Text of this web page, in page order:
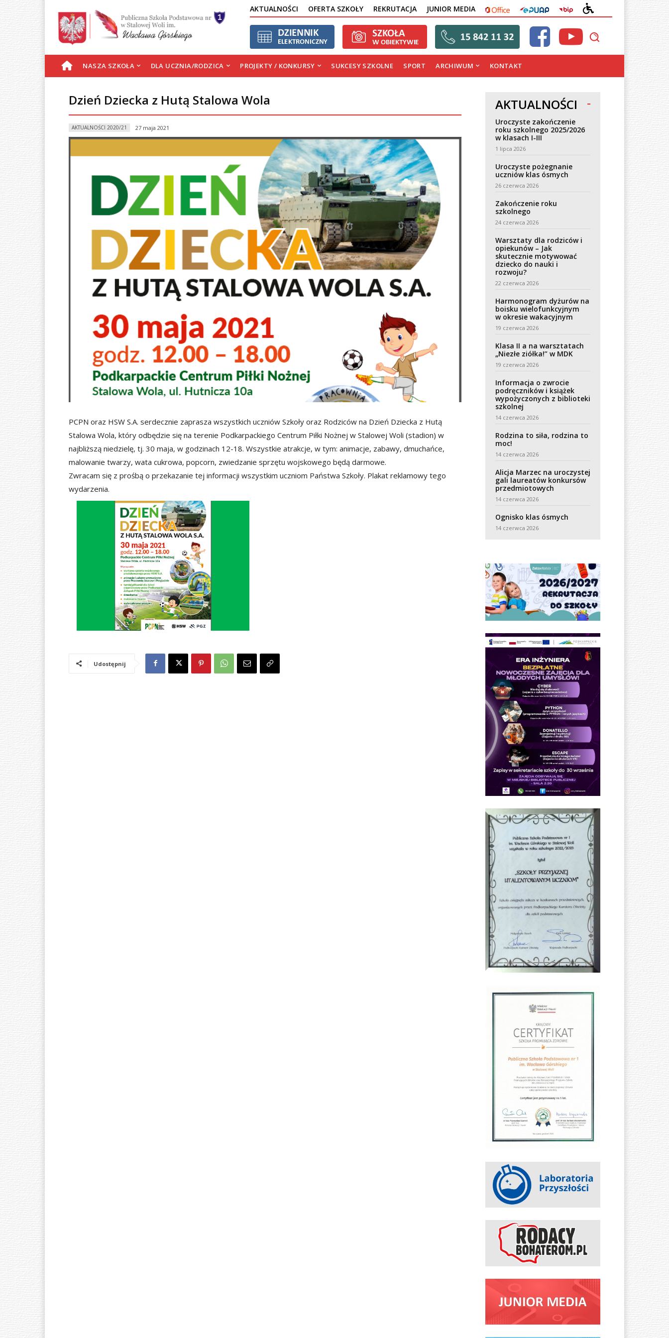
AKTUALNOŚCI OFERTA SZKOŁY REKRUTACJA JUNIOR MEDIA OFFICE EPUAP BIP
DOSTĘPNOŚCI
S
O
N
NASZA SZKOŁA DLA UCZNIA/RODZICA PROJEKTY / KONKURSY SUKCESY SZKOLNE SPORT ARCHIWUM KONTAKT
Dzień Dziecka z Hutą Stalowa Wola
AKTUALNOŚCI 2020/21 27 maja 2021
PCPN oraz HSW S.A. serdecznie zaprasza wszystkich uczniów Szkoły oraz Rodziców na Dzień Dziecka z Hutą
Stalowa Wola, który odbędzie się na terenie Podkarpackiego Centrum Piłki Nożnej w Stalowej Woli (stadion) w
najbliższą niedzielę, tj. 30 maja, w godzinach 12-18. Wszystkie atrakcje, w tym: animacje, zabawy, dmuchańce,
malowanie twarzy, wata cukrowa, popcorn, zwiedzanie sprzętu wojskowego będą darmowe.
Zwracam się z prośbą o przekazanie tej informacji wszystkim uczniom Państwa Szkoły. Plakat reklamowy tego
wydarzenia.
Udostępnij
AKTUALNOŚCI
Uroczyste zakończenie
roku szkolnego 2025/2026
w klasach I-III
1 lipca 2026
Uroczyste pożegnanie
uczniów klas ósmych
26 czerwca 2026
Zakończenie roku
szkolnego
24 czerwca 2026
Warsztaty dla rodziców i
opiekunów – Jak
skutecznie motywować
dziecko do nauki i
rozwoju?
22 czerwca 2026
Harmonogram dyżurów na
boisku wielofunkcyjnym
w okresie wakacyjnym
19 czerwca 2026
Klasa II a na warsztatach
„Niezłe ziółka!” w MDK
19 czerwca 2026
Informacja o zwrocie
podręczników i książek
wypożyczonych z biblioteki
szkolnej
14 czerwca 2026
Rodzina to siła, rodzina to
moc!
14 czerwca 2026
Alicja Marzec na uroczystej
gali laureatów konkursów
przedmiotowych
14 czerwca 2026
Ognisko klas ósmych
14 czerwca 2026